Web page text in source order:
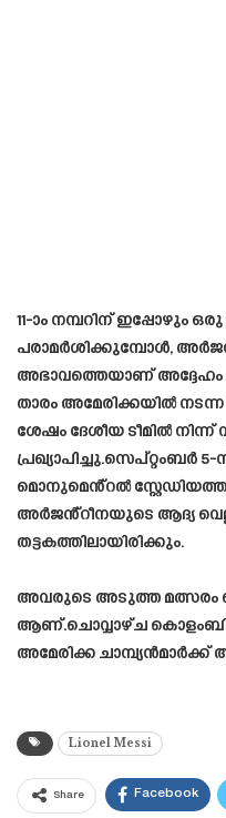
11-ാം നമ്പറിന് ഇപ്പോഴും
പരാമർശിക്കുമ്പോൾ,
അഭാവത്തെയാണ് അദ്ദേഹം
താരം അമേരിക്കയിൽ
ശേഷം ദേശീയ ടീമിൽ നിന്ന്
പ്രഖ്യാപിച്ചു.സെപ്‌റ്റംബർ 5-ന്
മൊനുമെൻ്റൽ
അർജൻ്റീനയുടെ ആദ്യ
തട്ടകത്തിലായിരിക്കും.
അവരുടെ അടുത്ത മത്സരം
ആണ്.ചൊവ്വാഴ്ച
അമേരിക്ക
Lionel Messi
Share Facebook